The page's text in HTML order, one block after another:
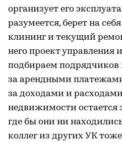
организует его
разумеется, берет на
клининг и текущий
него проект управления
подбираем подрядчиков
за арендными
за доходами и
недвижимости остается
где бы они ни
коллег из других УК